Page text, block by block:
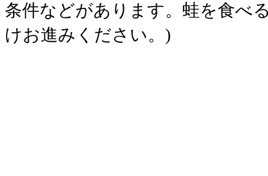
条件などがあります。蛙を食べ
けお進みください。)